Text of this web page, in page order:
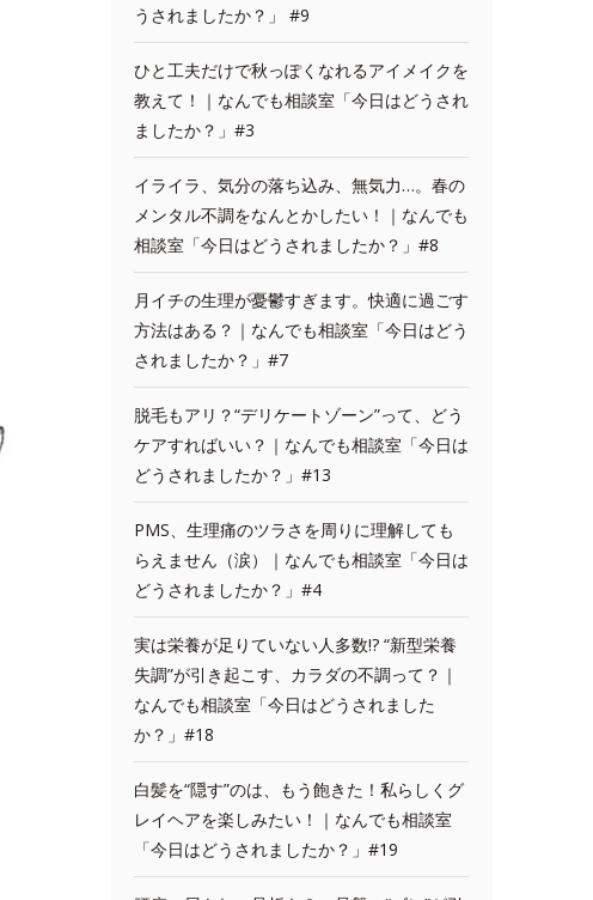
うされましたか？」 #9
ひと工夫だけで秋っぽくなれるアイメイクを
教えて！｜なんでも相談室「今日はどうされ
ましたか？」#3
イライラ、気分の落ち込み、無気力…。春の
メンタル不調をなんとかしたい！｜なんでも
相談室「今日はどうされましたか？」#8
月イチの生理が憂鬱すぎます。快適に過ごす
方法はある？｜なんでも相談室「今日はどう
されましたか？」#7
脱毛もアリ？“デリケートゾーン”って、どう
ケアすればいい？｜なんでも相談室「今日は
どうされましたか？」#13
PMS、生理痛のツラさを周りに理解しても
らえません（涙）｜なんでも相談室「今日は
どうされましたか？」#4
実は栄養が足りていない人多数!? “新型栄養
失調”が引き起こす、カラダの不調って？｜
なんでも相談室「今日はどうされました
か？」#18
白髪を“隠す”のは、もう飽きた！私らしくグ
レイヘアを楽しみたい！｜なんでも相談室
「今日はどうされましたか？」#19